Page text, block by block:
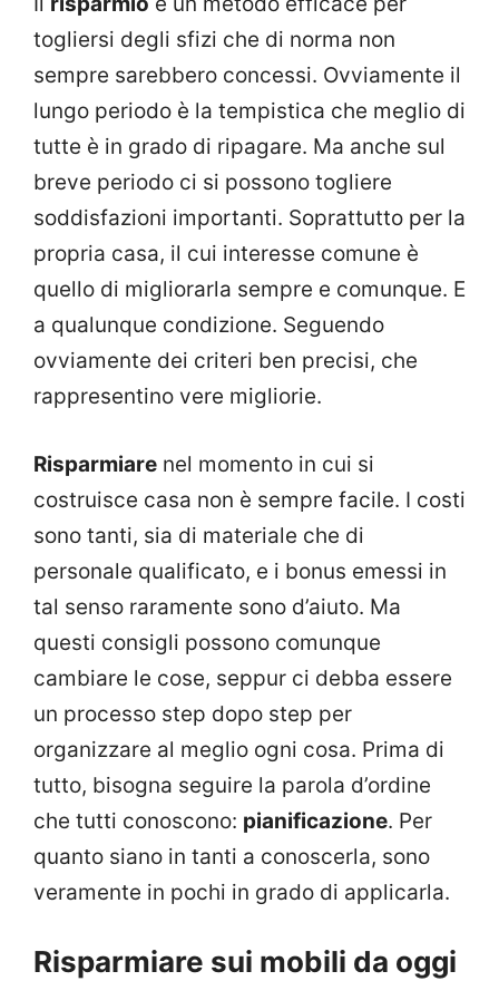
togliersi degli sfizi che di norma non
sempre sarebbero concessi. Ovviamente il
lungo periodo è la tempistica che meglio di
tutte è in grado di ripagare. Ma anche sul
breve periodo ci si possono togliere
soddisfazioni importanti. Soprattutto per la
propria casa, il cui interesse comune è
quello di migliorarla sempre e comunque. E
a qualunque condizione. Seguendo
ovviamente dei criteri ben precisi, che
rappresentino vere migliorie.
Risparmiare nel momento in cui si
costruisce casa non è sempre facile. I costi
sono tanti, sia di materiale che di
personale qualificato, e i bonus emessi in
tal senso raramente sono d’aiuto. Ma
questi consigli possono comunque
cambiare le cose, seppur ci debba essere
un processo step dopo step per
organizzare al meglio ogni cosa. Prima di
tutto, bisogna seguire la parola d’ordine
che tutti conoscono: pianificazione. Per
quanto siano in tanti a conoscerla, sono
veramente in pochi in grado di applicarla.
Risparmiare sui mobili da oggi